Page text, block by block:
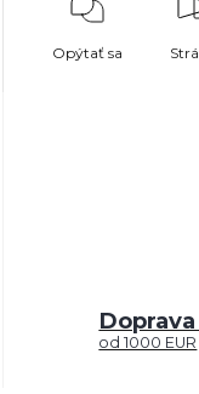
Opýtať sa
od 1000 EUR